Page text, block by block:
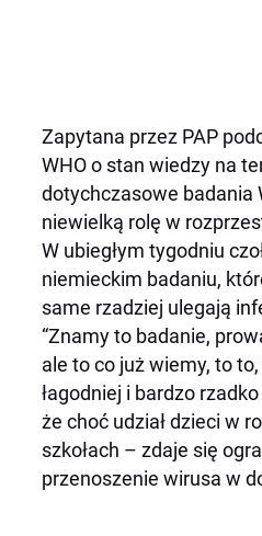
Zapytana przez PAP
WHO o stan wiedzy na
dotychczasowe badania
niewielką rolę w
W ubiegłym tygodniu
niemieckim badaniu,
same rzadziej ulegają
“Znamy to badanie,
ale to co już wiemy, to
łagodniej i bardzo
że choć udział dzieci w
szkołach – zdaje się
przenoszenie wirusa w